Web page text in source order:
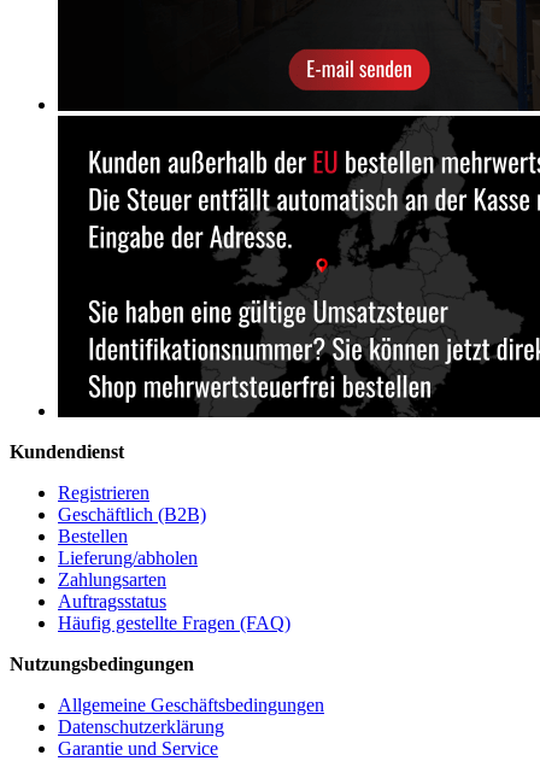
Kundendienst
Registrieren
Geschäftlich (B2B)
Bestellen
Lieferung/abholen
Zahlungsarten
Auftragsstatus
Häufig gestellte Fragen (FAQ)
Nutzungsbedingungen
Allgemeine Geschäftsbedingungen
Datenschutzerklärung
Garantie und Service